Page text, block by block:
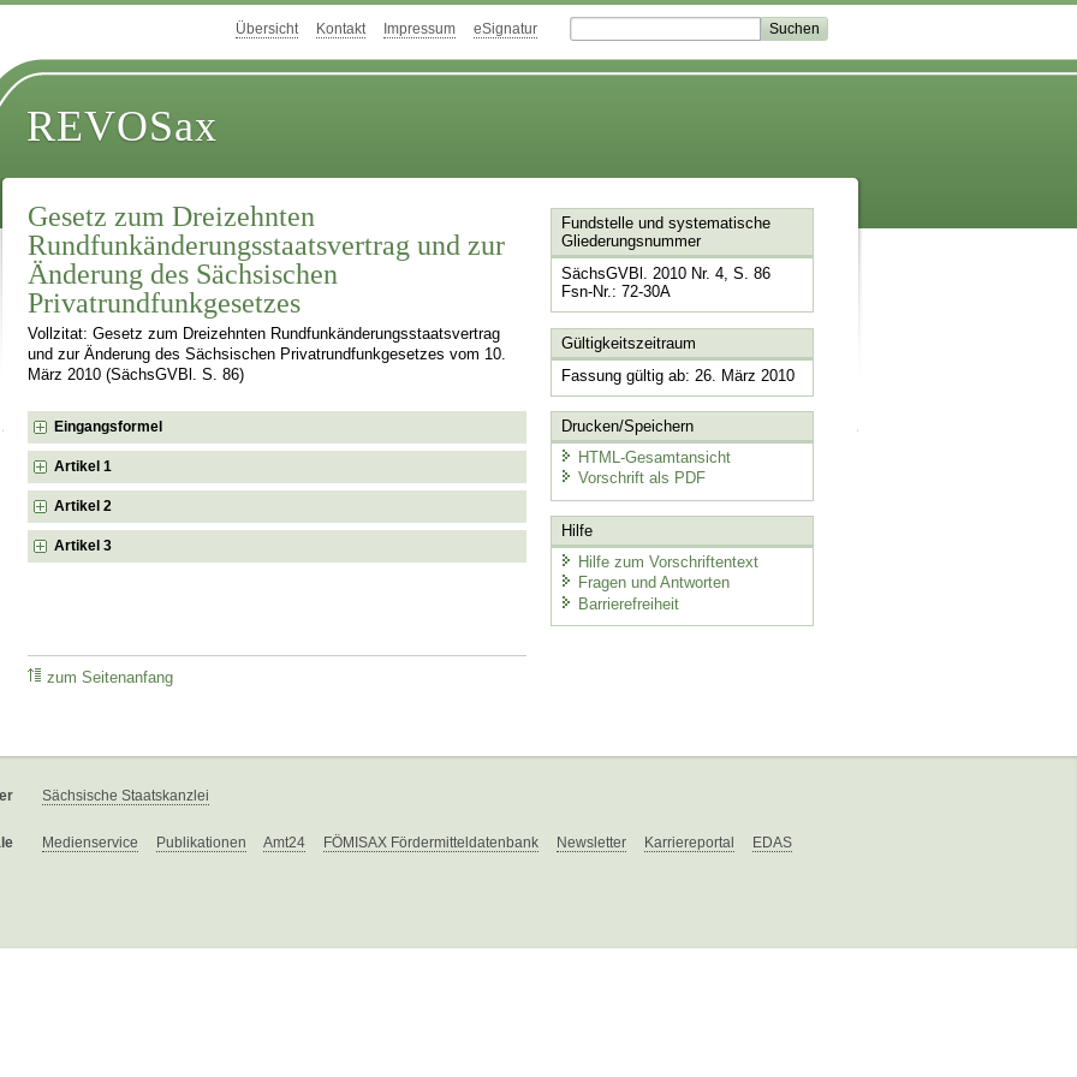
Übersicht Kontakt Impressum eSignatur
REVOSax
Gesetz zum Dreizehnten
Rundfunkänderungsstaatsvertrag und zur
Änderung des Sächsischen
Privatrundfunkgesetzes
Vollzitat: Gesetz zum Dreizehnten Rundfunkänderungsstaatsvertrag
und zur Änderung des Sächsischen Privatrundfunkgesetzes vom 10.
März 2010 (SächsGVBl. S. 86)
Eingangsformel
Artikel 1
Artikel 2
Artikel 3
zum Seitenanfang
Fundstelle und systematische
Gliederungsnummer
SächsGVBl. 2010 Nr. 4, S. 86
Fsn-Nr.: 72-30A
Gültigkeitszeitraum
Fassung gültig ab: 26. März 2010
Drucken/Speichern
HTML-Gesamtansicht
Vorschrift als PDF
Hilfe
Hilfe zum Vorschriftentext
Fragen und Antworten
Barrierefreiheit
Sächsische Staatskanzlei
Medienservice Publikationen Amt24 FÖMISAX Fördermitteldatenbank Newsletter Karriereportal EDAS